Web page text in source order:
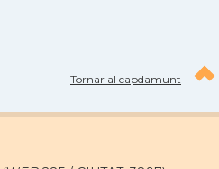
Tornar al capdamunt